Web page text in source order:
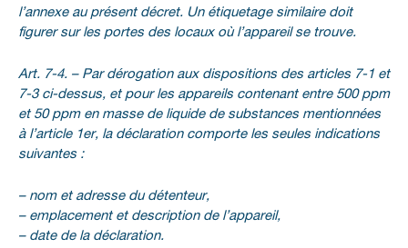
l’annexe au présent décret. Un étiquetage similaire doit
figurer sur les portes des locaux où l’appareil se trouve.
Art. 7-4. – Par dérogation aux dispositions des articles 7-1 et
7-3 ci-dessus, et pour les appareils contenant entre 500 ppm
et 50 ppm en masse de liquide de substances mentionnées
à l’article 1er, la déclaration comporte les seules indications
suivantes :
– nom et adresse du détenteur,
– emplacement et description de l’appareil,
– date de la déclaration.